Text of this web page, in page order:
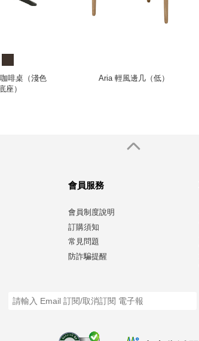
啡桌（淺色
座）
Aria 輕風邊几（低）
會員服務
會員制度說明
訂購須知
常見問題
防詐騙提醒